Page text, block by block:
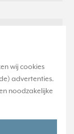
wij cookies
advertenties.
noodzakelijke